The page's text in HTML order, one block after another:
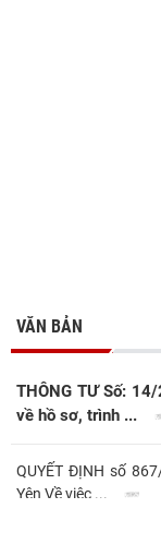
VĂN BẢN
THÔNG TƯ Số:
về hồ sơ, trình ...
QUYẾT ĐỊNH số
Yên Về việc ...